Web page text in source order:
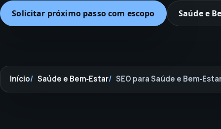
Solicitar próximo passo com escopo Saúde e
Início Saúde e Bem‑Estar SEO para Saúde e